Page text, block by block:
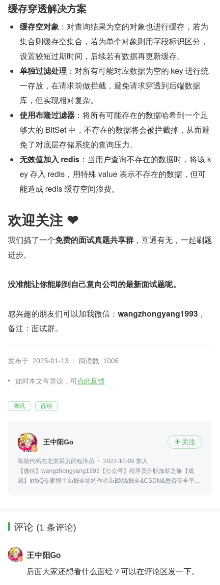
缓存穿透解决方案
缓存空对象 ：对查询结果为空的对象也进行缓存，若为
集合则缓存空集合，若为单个对象则用字段标识区分，
设置较短过期时间，后续若有数据再更新缓存。
单独过滤处理 ：对所有可能对应数据为空的 key 进行统
一存放，在请求前做拦截，避免请求穿透到后端数据
库，但实现相对复杂。
使用布隆过滤器 ：将所有可能存在的数据哈希到一个足
够大的 BitSet 中，不存在的数据将会被拦截掉，从而避
免了对底层存储系统的查询压力。
无效值加入 redis ：当用户查询不存在的数据时，将该 k
ey 存入 redis，用特殊 value 表示不存在的数据，但可
能造成 redis 缓存空间浪费。
欢迎关注 ❤
我们搞了一个免费的面试真题共享群 ，互通有无，一起刷题
进步。
没准能让你能刷到自己意向公司的最新面试题呢。
感兴趣的朋友们可以加我微信： wangzhongyang1993 ，
备注：面试群。
发布于: 2025-01-13 阅读数: 1006
如对本文有异议，可点此反馈
腾讯 面经
王中阳Go  关注
靠敲代码在北京买房的程序员
2022-10-09 加入
【微信】wangzhongyang1993【公众号】程序员升职加薪之旅【成
就】InfoQ专家博主👍掘金签约作者👍B站&掘金&CSDN&思否等全平台
评论 (1 条评论)
王中阳Go
后面大家还想看什么面经？可以在评论区发一下。